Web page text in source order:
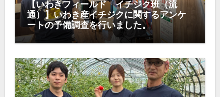
【いわきフィールド イチジク班（流
通）】いわき産イチジクに関するアンケ
ートの予備調査を行いました。